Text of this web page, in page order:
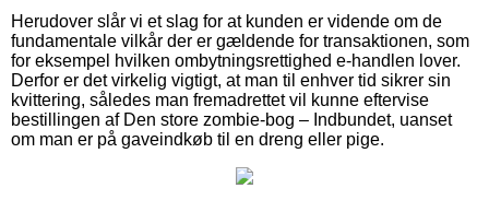
Herudover slår vi et slag for at kunden er vidende om de
fundamentale vilkår der er gældende for transaktionen, som
for eksempel hvilken ombytningsrettighed e-handlen lover.
Derfor er det virkelig vigtigt, at man til enhver tid sikrer sin
kvittering, således man fremadrettet vil kunne eftervise
bestillingen af Den store zombie-bog – Indbundet, uanset
om man er på gaveindkøb til en dreng eller pige.